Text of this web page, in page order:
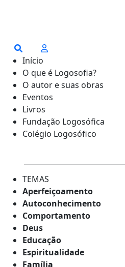
Início
O que é Logosofia?
O autor e suas obras
Eventos
Livros
Fundação Logosófica
Colégio Logosófico
TEMAS
Aperfeiçoamento
Autoconhecimento
Comportamento
Deus
Educação
Espiritualidade
Família